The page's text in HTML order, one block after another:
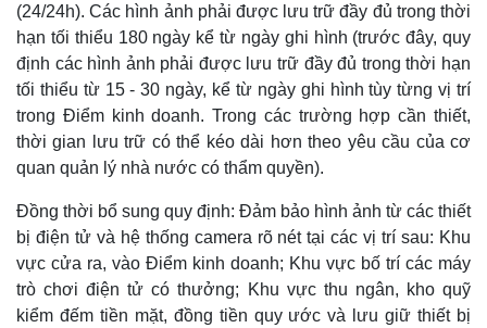
(24/24h). Các hình ảnh phải được lưu trữ đầy đủ trong thời
hạn tối thiểu 180 ngày kể từ ngày ghi hình (trước đây, quy
định các hình ảnh phải được lưu trữ đầy đủ trong thời hạn
tối thiểu từ 15 - 30 ngày, kể từ ngày ghi hình tùy từng vị trí
trong Điểm kinh doanh. Trong các trường hợp cần thiết,
thời gian lưu trữ có thể kéo dài hơn theo yêu cầu của cơ
quan quản lý nhà nước có thẩm quyền).
Đồng thời bổ sung quy định: Đảm bảo hình ảnh từ các thiết
bị điện tử và hệ thống camera rõ nét tại các vị trí sau: Khu
vực cửa ra, vào Điểm kinh doanh; Khu vực bố trí các máy
trò chơi điện tử có thưởng; Khu vực thu ngân, kho quỹ
kiểm đếm tiền mặt, đồng tiền quy ước và lưu giữ thiết bị